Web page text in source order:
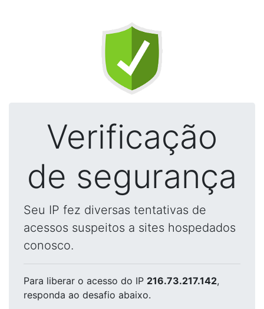
Verificação
de segurança
Seu IP fez diversas tentativas de
acessos suspeitos a sites hospedados
conosco.
Para liberar o acesso do IP 216.73.217.142,
responda ao desafio abaixo.